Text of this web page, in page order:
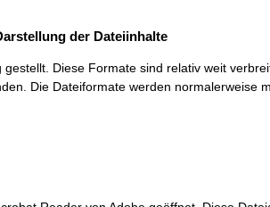
der Dateiinhalte
Diese Formate sind relativ weit
Die Dateiformate werden